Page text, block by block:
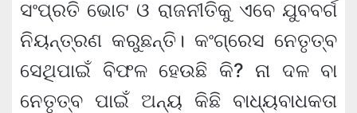
ସଂପ୍ରତି ଭୋଟ ଓ ରାଜନୀତିକୁ ଏବେ ଯୁବବର୍ଗ
ନିୟନ୍ତ୍ରଣ କରୁଛନ୍ତି। କଂଗ୍ରେସ ନେତୃତ୍ବ
ସେଥିପାଇଁ ବିଫଳ ହେଉଛି କି? ନା ଦଳ ବା
ନେତୃତ୍ବ ପାଇଁ ଅନ୍ୟ କିଛି ବାଧ୍ୟବାଧକତା